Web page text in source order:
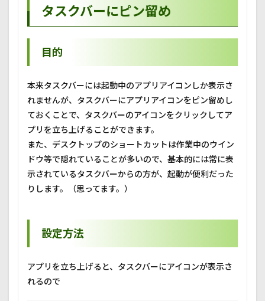
タスクバーにピン留め
目的
本来タスクバーには起動中のアプリアイコンしか表示さ
れませんが、タスクバーにアプリアイコンをピン留めし
ておくことで、タスクバーのアイコンをクリックしてア
プリを立ち上げることができます。
また、デスクトップのショートカットは作業中のウイン
ドウ等で隠れていることが多いので、基本的には常に表
示されているタスクバーからの方が、起動が便利だった
りします。（思ってます。）
設定方法
アプリを立ち上げると、タスクバーにアイコンが表示さ
れるので